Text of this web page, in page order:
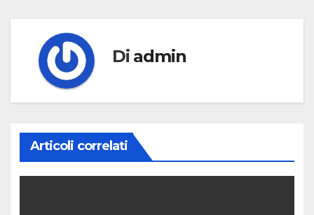
Di admin
Articoli correlati